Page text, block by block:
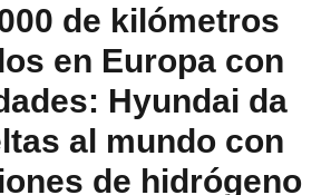
de kilómetros
en Europa con
Hyundai da
al mundo con
de hidrógeno